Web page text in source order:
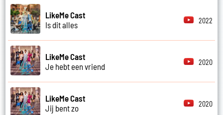
LikeMe Cast
Is dit alles
2022
LikeMe Cast
Je hebt een vriend
2020
LikeMe Cast
Jij bent zo
2020